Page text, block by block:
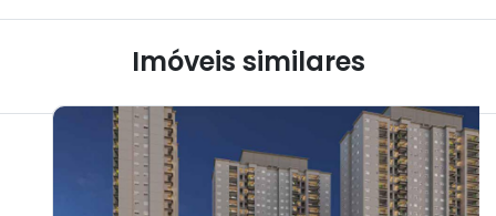
Imóveis similares